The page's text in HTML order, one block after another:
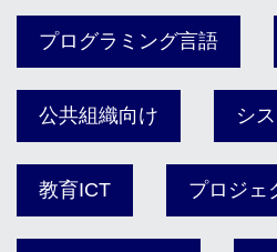
プログラミング言語
公共組織向け シ
教育ICT プロジェ